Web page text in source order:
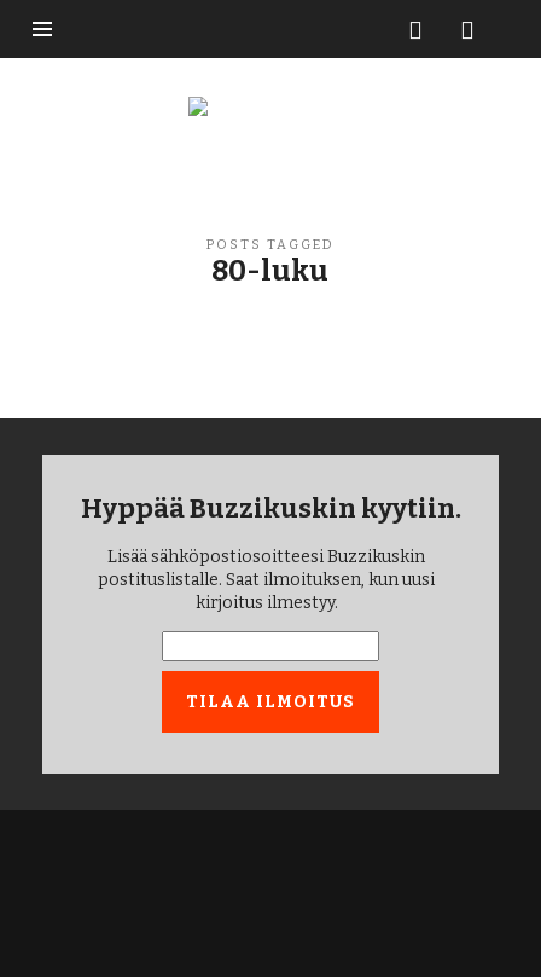
Buzzikuski
POSTS TAGGED
80-luku
Hyppää Buzzikuskin kyytiin.
Lisää sähköpostiosoitteesi Buzzikuskin
postituslistalle. Saat ilmoituksen, kun uusi
kirjoitus ilmestyy.